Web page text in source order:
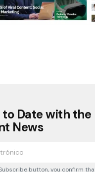
to Date with the
News
button, you confirm